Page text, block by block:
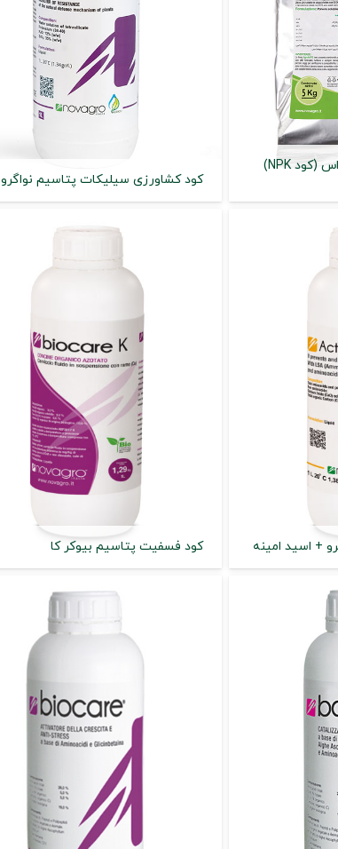
کود کشاورزی آگروفول پی اس (کود NPK)
کود کشاورزی سیلیکات پتاسیم نواگرو
+ اسید امینه کود فسفیت پتاسیم بیوکر کا